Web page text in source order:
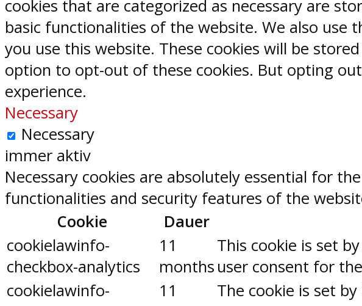
cookies that are categorized as necessary are
basic functionalities of the website. We also use
you use this website. These cookies will be
option to opt-out of these cookies. But opting
experience.
Necessary
Necessary
immer aktiv
Necessary cookies are absolutely essential for
functionalities and security features of the
Cookie
Dauer
cookielawinfo-
checkbox-analytics
11
months
This cookie is set
user consent for
cookielawinfo-
11
The cookie is set